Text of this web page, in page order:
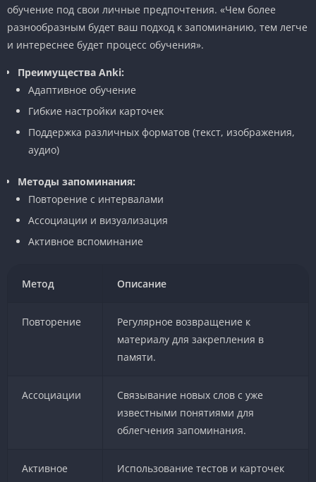
обучение под свои личные предпочтения. «Чем более
разнообразным будет ваш подход к запоминанию, тем легче
и интереснее будет процесс обучения».
Преимущества Anki:
Адаптивное обучение
Гибкие настройки карточек
Поддержка различных форматов (текст, изображения,
аудио)
Методы запоминания:
Повторение с интервалами
Ассоциации и визуализация
Активное вспоминание
Метод Описание
Повторение
Регулярное возвращение к
материалу для закрепления в
памяти.
Ассоциации
Связывание новых слов с уже
известными понятиями для
облегчения запоминания.
Активное
Использование тестов и карточек